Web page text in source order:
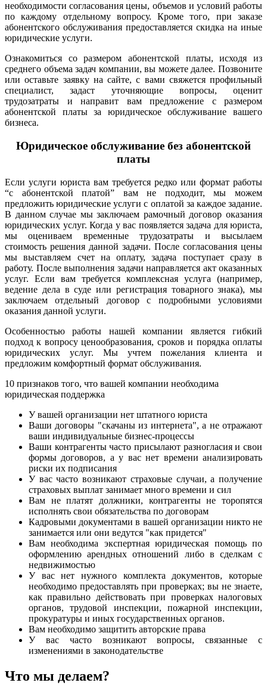
необходимости согласования цены, объемов и условий работы
по каждому отдельному вопросу. Кроме того, при заказе
абонентского обслуживания предоставляется скидка на иные
юридические услуги.
Ознакомиться со размером абонентской платы, исходя из
среднего объема задач компании, вы можете далее. Позвоните
или оставьте заявку на сайте, с вами свяжется профильный
специалист, задаст уточняющие вопросы, оценит
трудозатраты и направит вам предложение с размером
абонентской платы за юридическое обслуживание вашего
бизнеса.
Юридическое обслуживание без абонентской
платы
Если услуги юриста вам требуется редко или формат работы
“с абонентской платой” вам не подходит, мы можем
предложить юридические услуги с оплатой за каждое задание.
В данном случае мы заключаем рамочный договор оказания
юридических услуг. Когда у вас появляется задача для юриста,
мы оцениваем временные трудозатраты и высылаем
стоимость решения данной задачи. После согласования цены
мы выставляем счет на оплату, задача поступает сразу в
работу. После выполнения задачи направляется акт оказанных
услуг. Если вам требуется комплексная услуга (например,
ведение дела в суде или регистрация товарного знака), мы
заключаем отдельный договор с подробными условиями
оказания данной услуги.
Особенностью работы нашей компании является гибкий
подход к вопросу ценообразования, сроков и порядка оплаты
юридических услуг. Мы учтем пожелания клиента и
предложим комфортный формат обслуживания.
10 признаков того, что вашей компании необходима
юридическая поддержка
У вашей организации нет штатного юриста
Ваши договоры "скачаны из интернета", а не отражают
ваши индивидуальные бизнес-процессы
Ваши контрагенты часто присылают разногласия и свои
формы договоров, а у вас нет времени анализировать
риски их подписания
У вас часто возникают страховые случаи, а получение
страховых выплат занимает много времени и сил
Вам не платят должники, контрагенты не торопятся
исполнять свои обязательства по договорам
Кадровыми документами в вашей организации никто не
занимается или они ведутся "как придется"
Вам необходима экспертная юридическая помощь по
оформлению арендных отношений либо в сделкам с
недвижимостью
У вас нет нужного комплекта документов, которые
необходимо предоставлять при проверках; вы не знаете,
как правильно действовать при проверках налоговых
органов, трудовой инспекции, пожарной инспекции,
прокуратуры и иных государственных органов.
Вам необходимо защитить авторские права
У вас часто возникают вопросы, связанные с
изменениями в законодательстве
Что мы делаем?